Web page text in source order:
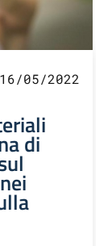
16/05/2022
di